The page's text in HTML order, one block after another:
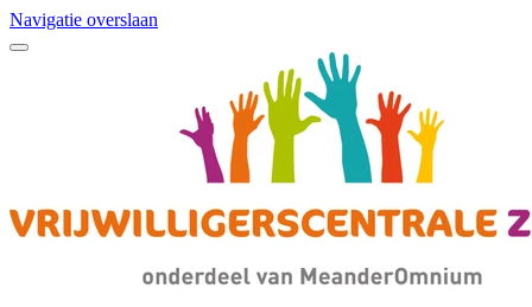
Navigatie overslaan